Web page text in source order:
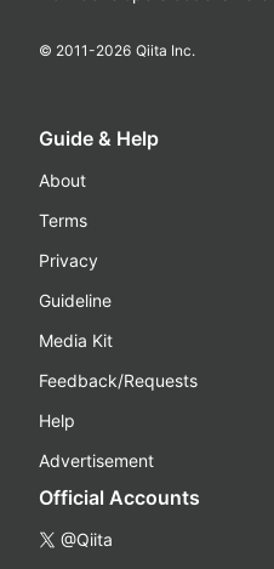
© 2011-2026 Qiita Inc.
Guide & Help
About
Terms
Privacy
Guideline
Media Kit
Feedback/Requests
Help
Advertisement
Official Accounts
@Qiita